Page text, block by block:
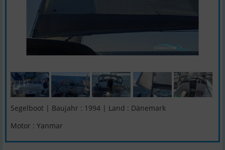
Segelboot | Baujahr : 1994 | Land : Dänemark
Motor : Yanmar